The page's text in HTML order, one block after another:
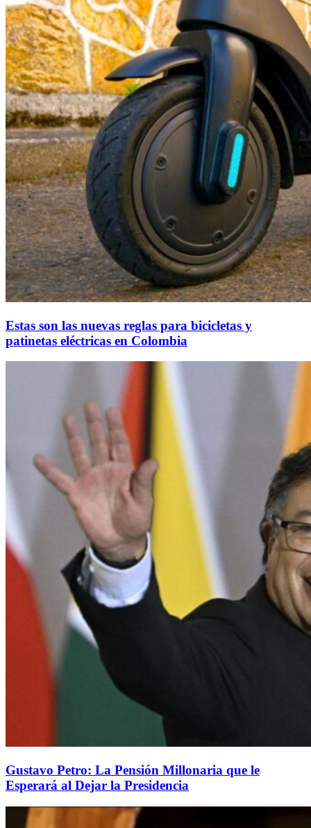
Estas son las nuevas reglas para bicicletas y
patinetas eléctricas en Colombia
Gustavo Petro: La Pensión Millonaria que le
Esperará al Dejar la Presidencia